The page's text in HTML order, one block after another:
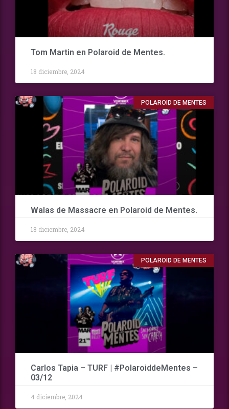
Tom Martin en Polaroid de Mentes.
18 diciembre, 2024
POLAROID DE MENTES
Walas de Massacre en Polaroid de Mentes.
18 diciembre, 2024
POLAROID DE MENTES
Carlos Tapia – TURF | #PolaroiddeMentes –
03/12
4 diciembre, 2024